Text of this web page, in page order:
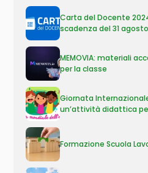
Carta del Docente
scadenza del 31 agosto
MEMOVIA: materiali
per la classe
Giornata
un’attività didattica
Formazione Scuola